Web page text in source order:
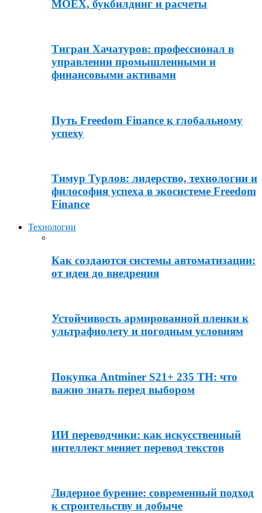
MOEX, букбилдинг и расчеты
Тигран Хачатуров: профессионал в
управлении промышленными и
финансовыми активами
Путь Freedom Finance к глобальному
успеху
Тимур Турлов: лидерство, технологии и
философия успеха в экосистеме Freedom
Finance
Технологии
Как создаются системы автоматизации:
от идеи до внедрения
Устойчивость армированной пленки к
ультрафиолету и погодным условиям
Покупка Antminer S21+ 235 TH: что
важно знать перед выбором
ИИ переводчики: как искусственный
интеллект меняет перевод текстов
Лидерное бурение: современный подход
к строительству и добыче